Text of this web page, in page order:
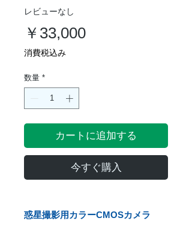
レビューなし
￥33,000価
消費税込み
数量 *
カートに追加する
今すぐ購入
惑星撮影用カラーCMOSカメラ